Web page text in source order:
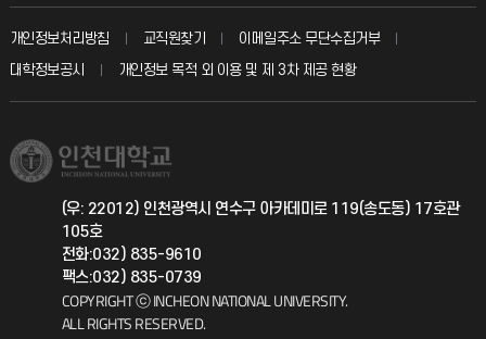
입학안내
취업정보(학생)
칭찬마당
학생서비스 지킴이
총동문회
교수회
교육혁신본부
국제지원과
공자아카데미
기초교육원
개인정보처리방침 교직원찾기
이메일주소 무단수집거부
대학정보공시
개인정보 목적 외 이용 및 제 3차 제공 현황
(우: 22012) 인천광역시 연수구 아카데미로 119(송도동) 17호관
105호
전화:032) 835-9610
팩스:032) 835-0739
COPYRIGHT ⓒ INCHEON NATIONAL UNIVERSITY.
ALL RIGHTS RESERVED.